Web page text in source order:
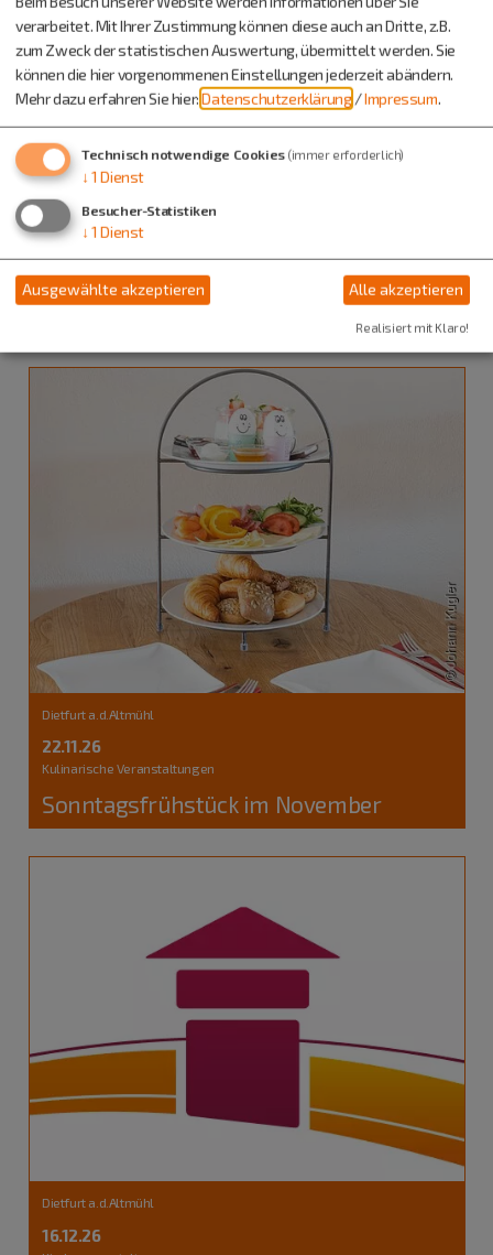
Dietfurt a.d.Altmühl
20. - 22.11.26
Weihnachtsmarkt
Dietfurt a.d.Altmühl
22.11.26
Kulinarische Veranstaltungen
Sonntagsfrühstück im November
Dietfurt a.d.Altmühl
16.12.26
verarbeitet. Mit Ihrer Zustimmung können diese auch an Dritte, z.B.
zum Zweck der statistischen Auswertung, übermittelt werden. Sie
können die hier vorgenommenen Einstellungen jederzeit abändern.
Mehr dazu erfahren Sie hier:Datenschutzerklärung /Impressum.
Technisch notwendige Cookies (immer erforderlich)
↓ 1 Dienst
Besucher-Statistiken
↓ 1 Dienst
Ausgewählte akzeptieren Alle akzeptieren
Realisiert mit Klaro!